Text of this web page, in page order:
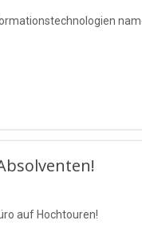
auf Hochtouren!